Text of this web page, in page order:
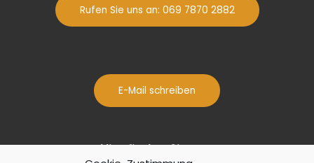
Rufen Sie uns an: 069 7870 2882
E-Mail schreiben
Hier finden Sie uns: